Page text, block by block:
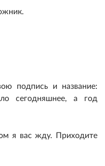
подпись и название:
сегодняшнее, а год
я вас жду. Приходите